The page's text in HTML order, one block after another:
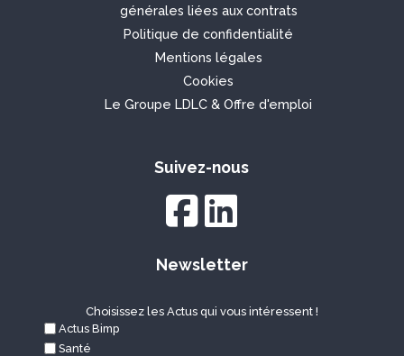
générales liées aux contrats
Politique de confidentialité
Mentions légales
Cookies
LeGroupe LDLC &Offre d'emploi
Suivez-nous
Newsletter
Choisissez les Actus qui vous intéressent !
Actus Bimp
Santé